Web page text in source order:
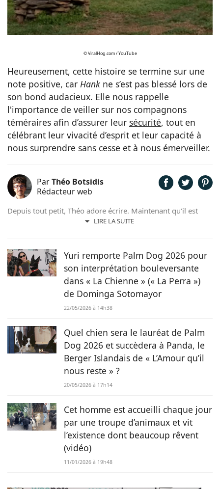
© ViralHog.com / YouTube
Heureusement, cette histoire se termine sur une
note positive, car Hank ne s’est pas blessé lors de
son bond audacieux. Elle nous rappelle
l'importance de veiller sur nos compagnons
téméraires afin d’assurer leur sécurité, tout en
célébrant leur vivacité d’esprit et leur capacité à
nous surprendre sans cesse et à nous émerveiller.
ParThéo Botsidis
Rédacteur web
LIRE LA SUITE
Depuis tout petit, Théo adore écrire. Maintenant qu’il est
rédacteur web, il partage avec plaisir ce qu’il découvre sur le
Yuri remporte Palm Dog 2026 pour
son interprétation bouleversante
dans « La Chienne » (« La Perra »)
de Dominga Sotomayor
22/05/2026 à 14h38
Quel chien sera le lauréat de Palm
Dog 2026 et succèdera à Panda, le
Berger Islandais de « L’Amour qu’il
nous reste » ?
20/05/2026 à 17h14
Cet homme est accueilli chaque jour
par une troupe d’animaux et vit
l’existence dont beaucoup rêvent
(vidéo)
11/01/2026 à 19h48